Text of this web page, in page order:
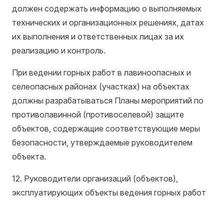
должен содержать информацию о выполняемых
технических и организационных решениях, датах
их выполнения и ответственных лицах за их
реализацию и контроль.
При ведении горных работ в лавиноопасных и
селеопасных районах (участках) на объектах
должны разрабатываться Планы мероприятий по
противолавинной (противоселевой) защите
объектов, содержащие соответствующие меры
безопасности, утверждаемые руководителем
объекта.
12. Руководители организаций (объектов),
эксплуатирующих объекты ведения горных работ